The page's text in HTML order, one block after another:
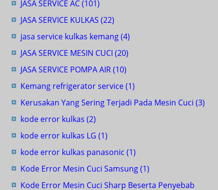
JASA SERVICE AC(101)
JASA SERVICE KULKAS (22)
jasa service kulkas kemang(4)
JASA SERVICE MESIN CUCI (20)
JASA SERVICE POMPA AIR(10)
Kemang refrigerator service(1)
Kerusakan Yang Sering Terjadi Pada Mesin Cuci (3)
kode error kulkas (2)
kode error kulkas LG (1)
kode error kulkas panasonic (1)
Kode Error Mesin Cuci Samsung(1)
Kode Error Mesin Cuci Sharp Beserta Penyebab